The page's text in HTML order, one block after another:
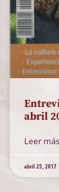
abril
Leer
abril 25, 2017